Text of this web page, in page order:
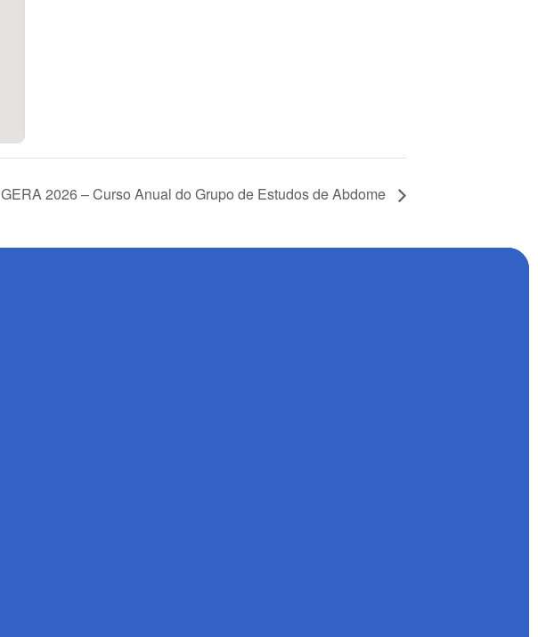
GERA 2026 – Curso Anual do Grupo de Estudos de Abdome